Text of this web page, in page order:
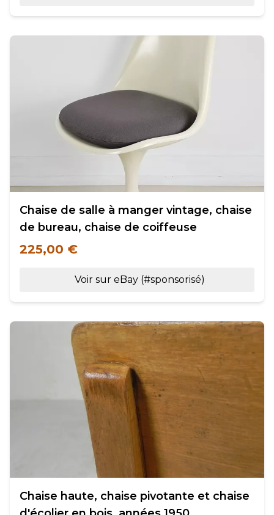
Chaise de salle à manger vintage, chaise
de bureau, chaise de coiffeuse
225,00 €
Voir sur eBay (#sponsorisé)
Chaise haute, chaise pivotante et chaise